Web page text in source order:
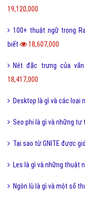
19,120,000
100+ thuật ngữ trong
biết
18,607,000
Nét đặc trưng của
18,417,000
Desktop là gì và các loại
Seo phi là gì và những tư
Tại sao từ GNITE được
Les là gì và những thuật
Ngôn lù là gì và một số